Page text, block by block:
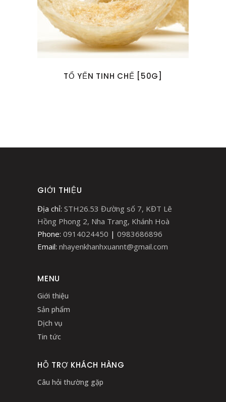
TỔ YẾN TINH CHẾ [50G]
GIỚI THIỆU
Địa chỉ: STH26.53 Đường số 7, KĐT Lê
Hồng Phong 2, Nha Trang, Khánh Hoà
Phone: 0914024450 | 0983686896
Email: nhayenkhanhxuannt@gmail.com
MENU
Giới thiệu
Sản phẩm
Dịch vụ
Tin tức
HỖ TRỢ KHÁCH HÀNG
Câu hỏi thường gặp